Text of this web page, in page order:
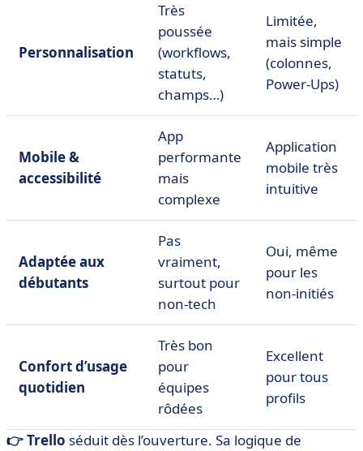
Personnalisation
Très
poussée
(workflows,
statuts,
champs…)
Limitée,
mais simple
(colonnes,
Power-Ups)
Mobile &
accessibilité
App
performante
mais
complexe
Application
mobile très
intuitive
Adaptée aux
débutants
Pas
vraiment,
surtout pour
non-tech
Oui, même
pour les
non-initiés
Confort d’usage
quotidien
Très bon
pour
équipes
rôdées
Excellent
pour tous
profils
👉 Trello séduit dès l’ouverture. Sa logique de